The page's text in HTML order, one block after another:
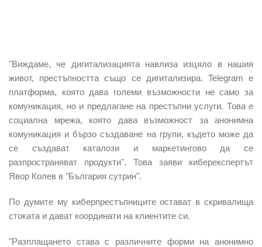
"Виждаме, че дигитализацията навлиза изцяло в нашия
живот, престъпността също се дигитализира. Telegram е
платформа, която дава големи възможности не само за
комуникация, но и предлагане на престъпни услуги. Това е
социална мрежа, която дава възможност за анонимна
комуникация и бързо създаване на групи, където може да
се създават каталози и маркетингово да се
разпространяват продукти". Това заяви киберекспертът
Явор Колев в "България сутрин".
По думите му киберпрестъпниците остават в скривалища
стоката и дават координати на клиентите си.
"Разплащането става с различните форми на анонимно